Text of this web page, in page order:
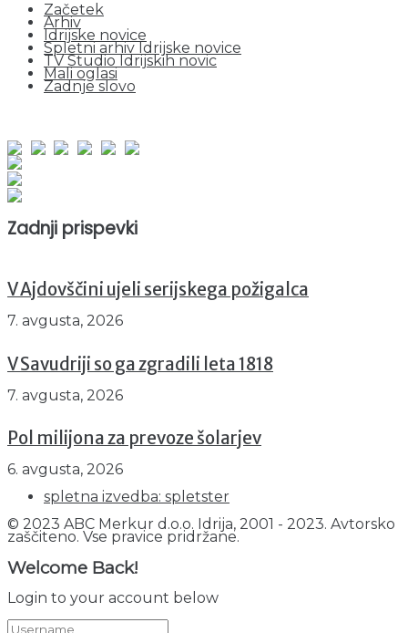
Začetek
Arhiv
Idrijske novice
Spletni arhiv Idrijske novice
TV Studio Idrijskih novic
Mali oglasi
Zadnje slovo
Zadnji prispevki
V Ajdovščini ujeli serijskega požigalca
7. avgusta, 2026
V Savudriji so ga zgradili leta 1818
7. avgusta, 2026
Pol milijona za prevoze šolarjev
6. avgusta, 2026
spletna izvedba: spletster
© 2023 ABC Merkur d.o.o. Idrija, 2001 - 2023. Avtorsko
zaščiteno. Vse pravice pridržane.
Welcome Back!
Login to your account below